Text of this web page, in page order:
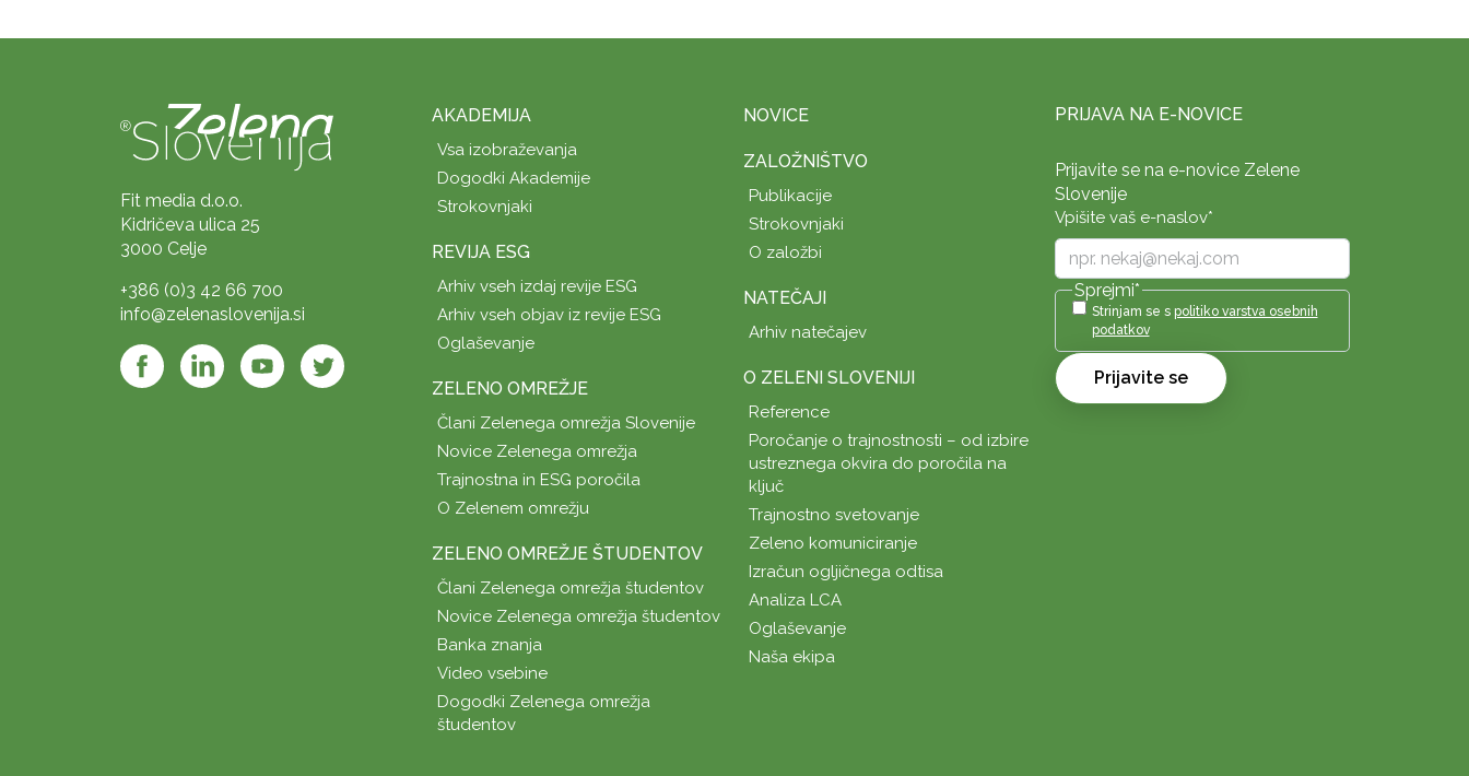
Fit media d.o.o.
Kidričeva ulica 25
3000 Celje
+386 (0)3 42 66 700
info@zelenaslovenija.si
AKADEMIJA
Vsa izobraževanja
Dogodki Akademije
Strokovnjaki
REVIJA ESG
Arhiv vseh izdaj revije ESG
Arhiv vseh objav iz revije ESG
Oglaševanje
ZELENO OMREŽJE
Člani Zelenega omrežja Slovenije
Novice Zelenega omrežja
Trajnostna in ESG poročila
O Zelenem omrežju
ZELENO OMREŽJE ŠTUDENTOV
Člani Zelenega omrežja študentov
Novice Zelenega omrežja študentov
Banka znanja
Video vsebine
Dogodki Zelenega omrežja
študentov
NOVICE
ZALOŽNIŠTVO
Publikacije
Strokovnjaki
O založbi
NATEČAJI
Arhiv natečajev
O ZELENI SLOVENIJI
Reference
Poročanje o trajnostnosti – od izbire
ustreznega okvira do poročila na
ključ
Trajnostno svetovanje
Zeleno komuniciranje
Izračun ogljičnega odtisa
Analiza LCA
Oglaševanje
Naša ekipa
PRIJAVA NA E-NOVICE
Prijavite se na e-novice Zelene
Slovenije
Vpišite vaš e-naslov*
Sprejmi*
Strinjam se s politiko varstva osebnih
podatkov
Prijavite se